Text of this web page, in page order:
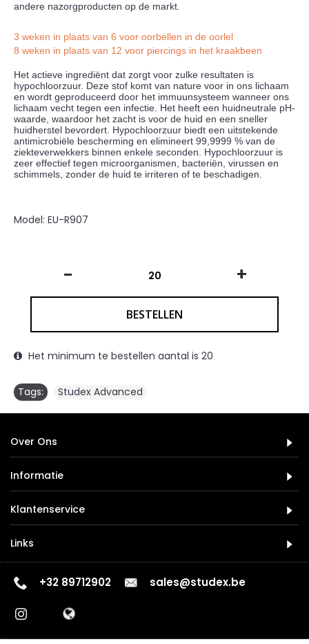
andere nazorgproducten op de markt.
3 weken in plaats van 6 voor oorbellen in de oorlel
8 weken in plaats van 12 voor piercings in het kraakbeen
Het actieve ingrediënt dat zorgt voor zulke resultaten is
hypochloorzuur. Deze stof komt van nature voor in ons lichaam
en wordt geproduceerd door het immuunsysteem wanneer ons
lichaam vecht tegen een infectie. Het heeft een huidneutrale pH-
waarde, waardoor het zacht is voor de huid en een sneller
huidherstel bevordert. Hypochloorzuur biedt een uitstekende
antimicrobiële bescherming en elimineert 99,9999 % van de
ziekteverwekkers binnen enkele seconden. Hypochloorzuur is
zeer effectief tegen microorganismen, bacteriën, virussen en
schimmels, zonder de huid te irriteren of te beschadigen.
Model: EU-R907
- +
BESTELLEN
Het minimum te bestellen aantal is 20
Tags: Studex Advanced
Over Ons
Informatie
Klantenservice
Links
+32 89712902 sales@studex.be